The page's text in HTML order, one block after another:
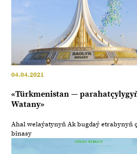
04.04.2021
«Türkmenistan —
Watany»
Ahal welaýatynyň Ak bugdaý etrabynyň
binasy